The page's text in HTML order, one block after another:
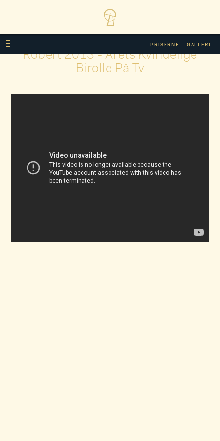
PRISERNE GALLERI
Robert 2013 - Årets Kvindelige
Birolle På Tv